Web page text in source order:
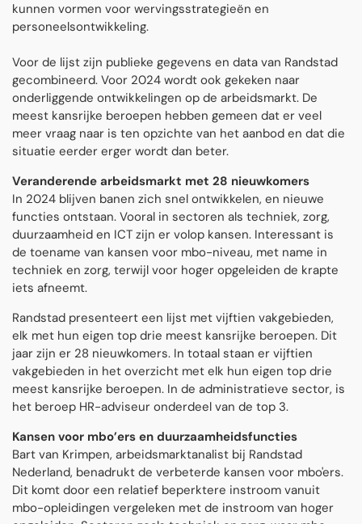
kunnen vormen voor wervingsstrategieën en
personeelsontwikkeling.
Voor de lijst zijn publieke gegevens en data van Randstad
gecombineerd. Voor 2024 wordt ook gekeken naar
onderliggende ontwikkelingen op de arbeidsmarkt. De
meest kansrijke beroepen hebben gemeen dat er veel
meer vraag naar is ten opzichte van het aanbod en dat die
situatie eerder erger wordt dan beter.
Veranderende arbeidsmarkt met 28 nieuwkomers
In 2024 blijven banen zich snel ontwikkelen, en nieuwe
functies ontstaan. Vooral in sectoren als techniek, zorg,
duurzaamheid en ICT zijn er volop kansen. Interessant is
de toename van kansen voor mbo-niveau, met name in
techniek en zorg, terwijl voor hoger opgeleiden de krapte
iets afneemt.
Randstad presenteert een lijst met vijftien vakgebieden,
elk met hun eigen top drie meest kansrijke beroepen. Dit
jaar zijn er 28 nieuwkomers. In totaal staan er vijftien
vakgebieden in het overzicht met elk hun eigen top drie
meest kansrijke beroepen. In de administratieve sector, is
het beroep HR-adviseur onderdeel van de top 3.
Kansen voor mbo’ers en duurzaamheidsfuncties
Bart van Krimpen, arbeidsmarktanalist bij Randstad
Nederland, benadrukt de verbeterde kansen voor mbo'ers.
Dit komt door een relatief beperktere instroom vanuit
mbo-opleidingen vergeleken met de instroom van hoger